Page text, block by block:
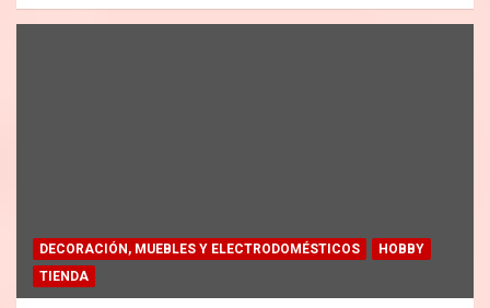
DECORACIÓN, MUEBLES Y ELECTRODOMÉSTICOS
HOBBY
TIENDA